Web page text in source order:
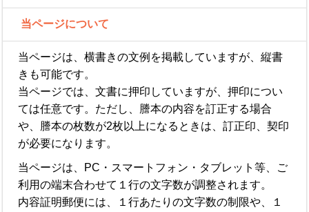
当ページについて
当ページは、横書きの文例を掲載していますが、縦書
きも可能です。
当ページでは、文書に押印していますが、押印につい
ては任意です。ただし、謄本の内容を訂正する場合
や、謄本の枚数が2枚以上になるときは、訂正印、契印
が必要になります。
当ページは、PC・スマートフォン・タブレット等、ご
利用の端末合わせて１行の文字数が調整されます。
内容証明郵便には、１行あたりの文字数の制限や、１